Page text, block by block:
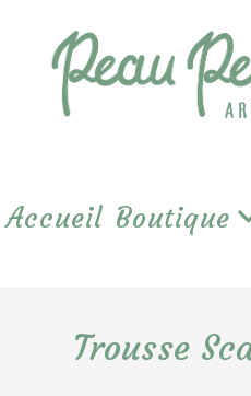
Accueil Boutique
Trousse